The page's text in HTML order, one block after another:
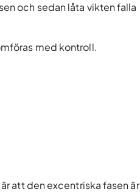
och sedan låta vikten falla
med kontroll.
att den excentriska fasen är